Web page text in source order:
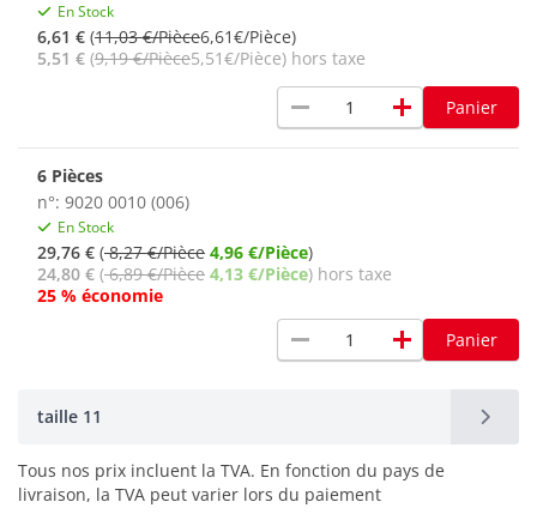
En Stock
6,61 € (11,03 €/Pièce6,61€/Pièce)
5,51 € (9,19 €/Pièce5,51€/Pièce) hors taxe
remove add Panier
6 Pièces
n°: 9020 0010 (006)
En Stock
29,76 € (8,27 €/Pièce 4,96 €/Pièce)
24,80 € (6,89 €/Pièce 4,13 €/Pièce) hors taxe
25 % économie
remove add Panier
taille 11
Tous nos prix incluent la TVA. En fonction du pays de
livraison, la TVA peut varier lors du paiement